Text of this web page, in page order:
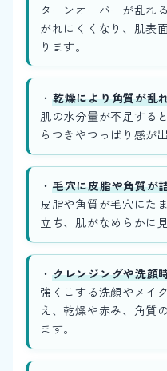
ターンオーバーが乱れ
がれにくくなり、肌表
ります。
・ 乾燥により角質が乱
肌の水分量が不足する
らつきやつっぱり感が
・ 毛穴に皮脂や角質が
皮脂や角質が毛穴にた
立ち、肌がなめらかに
・ クレンジングや洗顔
強くこする洗顔やメイ
え、乾燥や赤み、角質
ます。